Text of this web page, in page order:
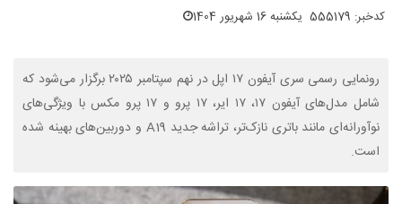
کدخبر: 555179 یکشنبه 16 شهریور 1404
رونمایی رسمی سری آیفون ۱۷ اپل در نهم سپتامبر ۲۰۲۵ برگزار می‌شود که
شامل مدل‌های آیفون ۱۷، ۱۷ ایر، ۱۷ پرو و ۱۷ پرو مکس با ویژگی‌های
نوآورانه‌ای مانند باتری نازک‌تر، تراشه جدید A19 و دوربین‌های بهینه‌ شده
است.